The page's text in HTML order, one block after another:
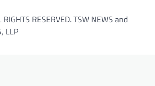
RESERVED. TSW NEWS and
LLP